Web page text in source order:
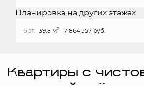
Планировка на других этажах
6 эт. 39.8 м2 7 864 557 руб.
Квартиры с